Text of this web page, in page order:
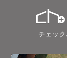
チェッ